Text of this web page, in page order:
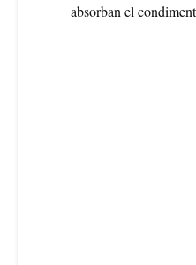
absorban el